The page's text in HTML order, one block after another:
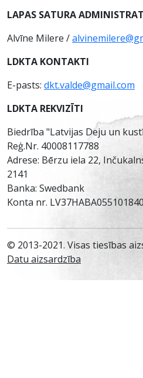
LAPAS SATURA
Alvīne Milere /
LDKTA KONTAKTI
E-pasts: dkt.valde@gmail.com
LDKTA REKVIZĪTI
Biedrība "Latvijas Deju un
Reģ.Nr. 40008117788
Adrese: Bērzu iela 22,
2141
Banka: Swedbank
Konta nr.
© 2013-2021. Visas tiesības
Datu aizsardzība